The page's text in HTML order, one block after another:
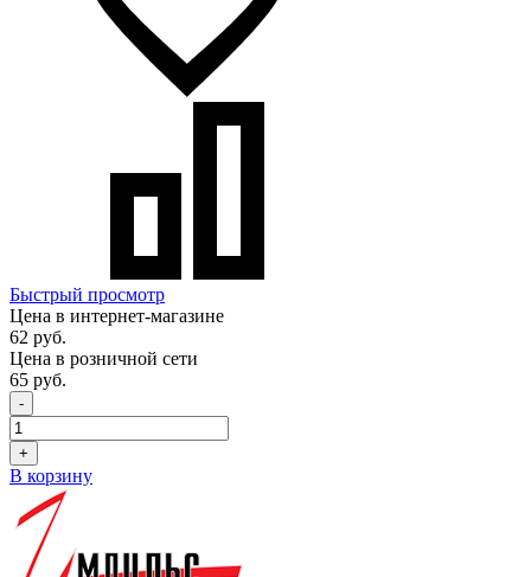
Быстрый просмотр
Цена в интернет-магазине
62 руб.
Цена в розничной сети
65 руб.
-
+
В корзину